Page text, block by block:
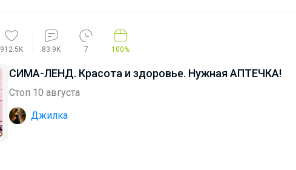
912.5K 83.9K 7 100%
СИМА-ЛЕНД. Красота и здоровье. Нужная АПТЕЧКА!
Стоп 10 августа
Джилка